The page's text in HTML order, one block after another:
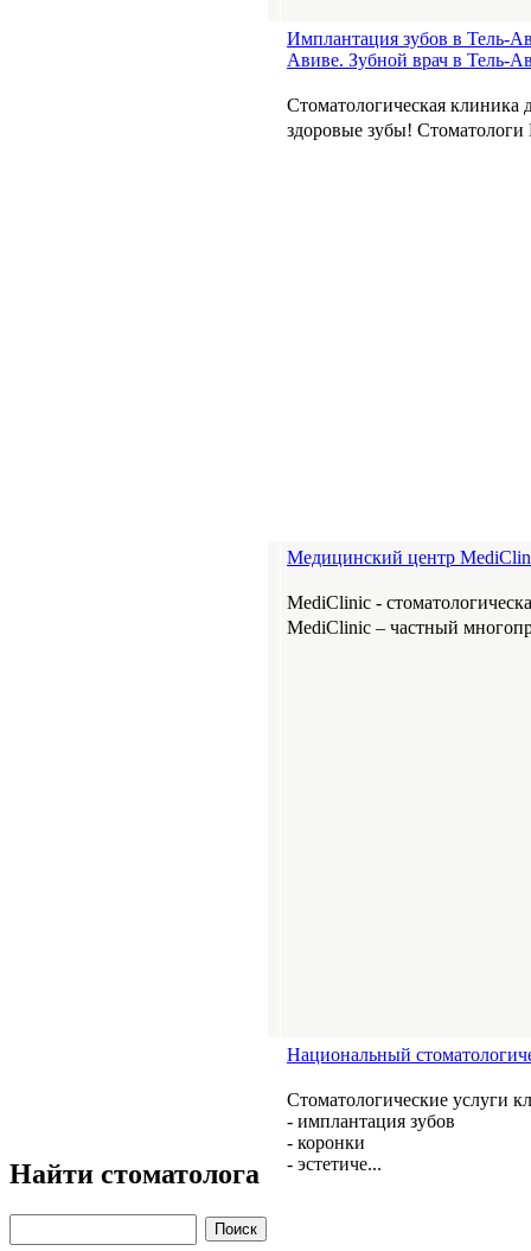
Найти стоматолога
Имплантация зубов в Тель-
Авиве. Зубной врач в Тель-
Стоматологическая
здоровые зубы!
Медицинский центр
MediClinic -
MediClinic – частный
Национальный
Стоматологические услуги
- имплантация зубов
- коронки
- эстетиче...